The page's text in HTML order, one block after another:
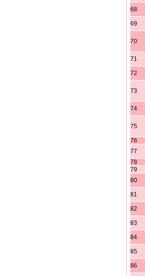
68
69
70
71
72
73
74
75
76
77
78
79
80
81
82
83
84
85
86